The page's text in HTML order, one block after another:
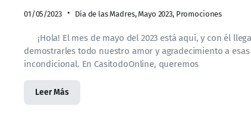
01/05/2023 Día de las Madres, Mayo 2023, Promociones
¡Hola! El mes de mayo del 2023 está aquí, y con él
demostrarles todo nuestro amor y agradecimiento a
incondicional. En CasitodoOnline, queremos
Leer Más